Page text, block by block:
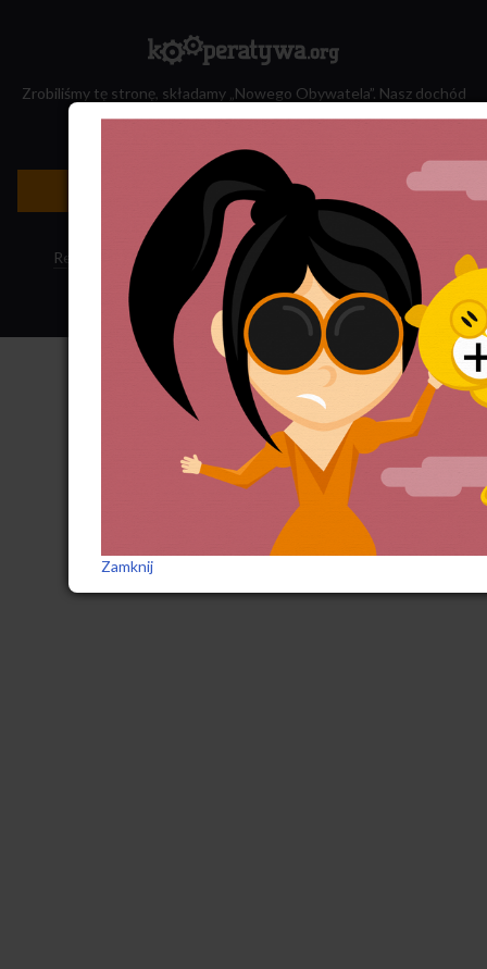
Zrobiliśmy tę stronę, składamy „Nowego Obywatela”. Nasz dochód
Newsletter »
Regulamin sklepu Polityka ciasteczek · Subskrypcja RSS
Zamknij